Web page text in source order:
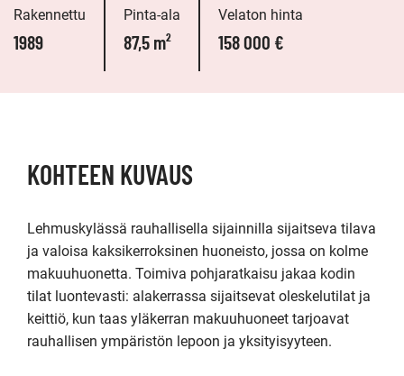
Rakennettu
1989
Pinta-ala
87,5 m²
Velaton hinta
158 000 €
KOHTEEN KUVAUS
Lehmuskylässä rauhallisella sijainnilla sijaitseva tilava
ja valoisa kaksikerroksinen huoneisto, jossa on kolme
makuuhuonetta. Toimiva pohjaratkaisu jakaa kodin
tilat luontevasti: alakerrassa sijaitsevat oleskelutilat ja
keittiö, kun taas yläkerran makuuhuoneet tarjoavat
rauhallisen ympäristön lepoon ja yksityisyyteen.